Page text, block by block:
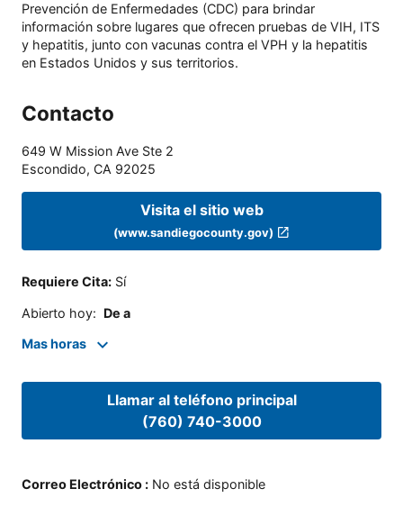
Prevención de Enfermedades (CDC) para brindar
información sobre lugares que ofrecen pruebas de VIH, ITS
y hepatitis, junto con vacunas contra el VPH y la hepatitis
en Estados Unidos y sus territorios.
Contacto
649 W Mission Ave Ste 2
Escondido, CA 92025
Visita el sitio web
(www.sandiegocounty.gov)
Requiere Cita: Sí
Abierto hoy: De a
Mas horas
Llamar al teléfono principal
(760) 740-3000
Correo Electrónico : No está disponible